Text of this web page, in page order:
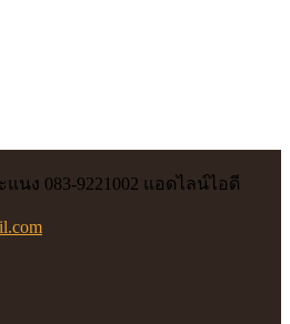
นง 083-9221002 แอดไลน์ไอดี